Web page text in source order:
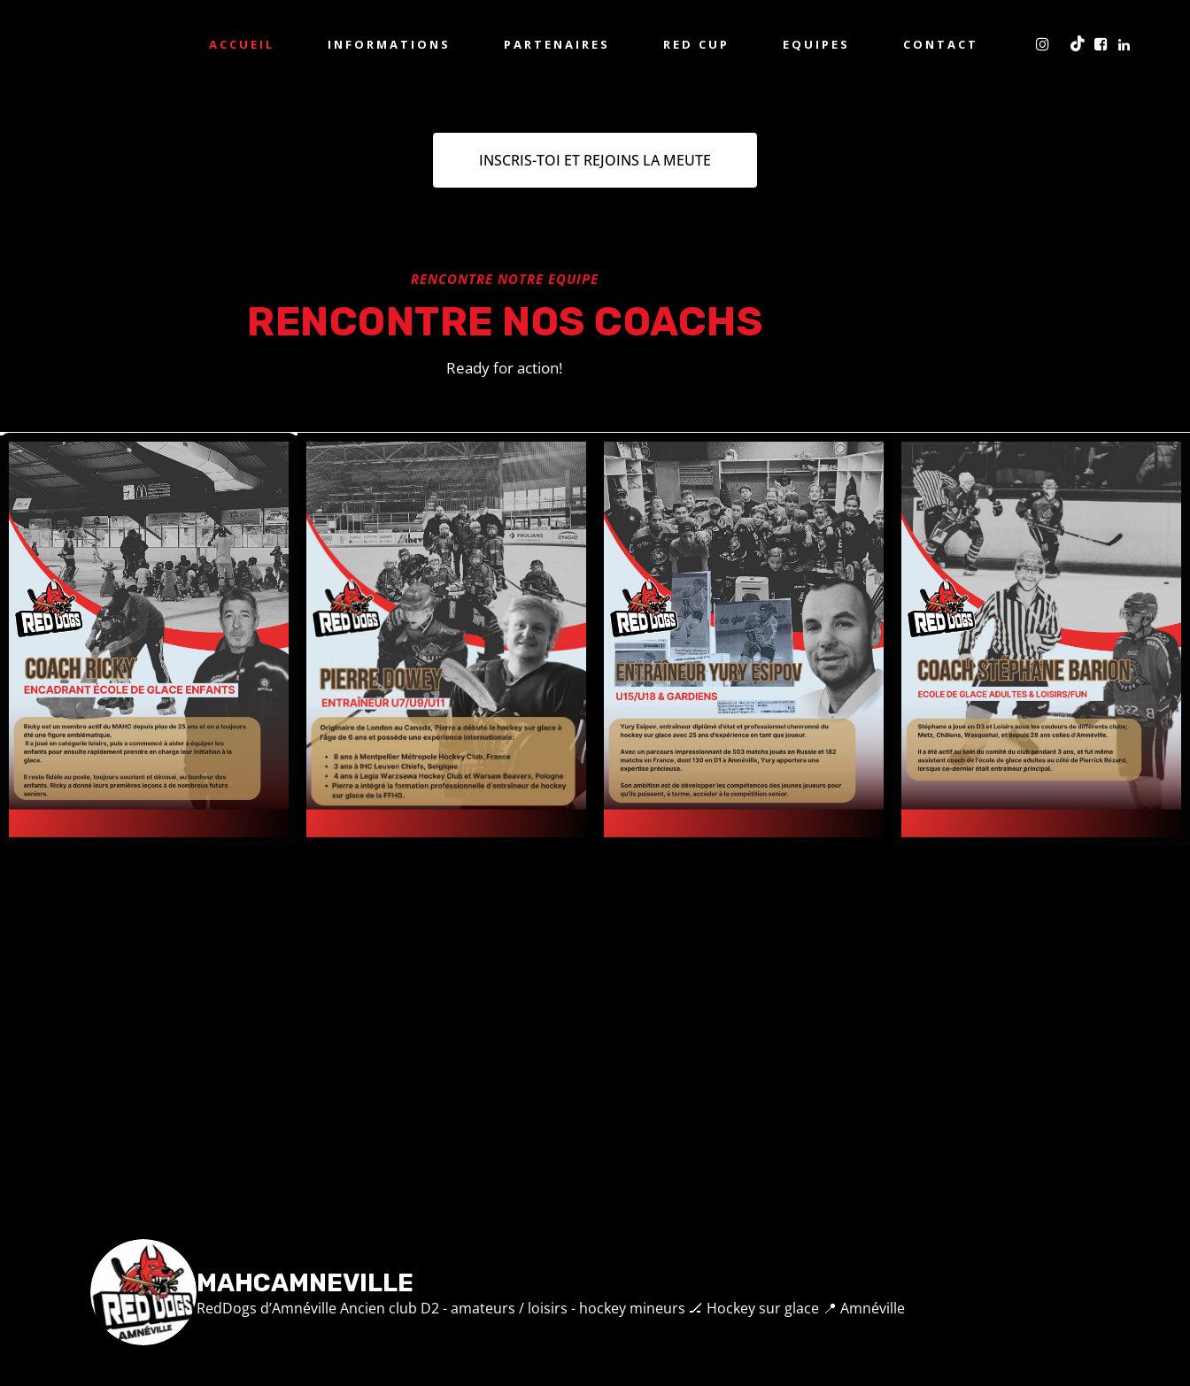
ACCUEIL INFORMATIONS PARTENAIRES RED CUP EQUIPES CONTACT
INSCRIS-TOI ET REJOINS LA MEUTE
RENCONTRE NOTRE EQUIPE
RENCONTRE NOS COACHS
Ready for action!
ERIC PIOVANI
ENTRAINEUR
PIERRE DOWEY
ENTRAINEUR
YURY ESIPOV
ENTRAINEUR
STEPHANE BARION
ENTRAINEUR
MAHCAMNEVILLE
RedDogs d’AmnévilleAncien club D2 - amateurs / loisirs - hockey mineurs 🏒 Hockey sur glace 📍 Amnéville